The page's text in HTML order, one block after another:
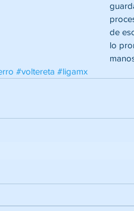
de
lo
#voltereta #ligamx